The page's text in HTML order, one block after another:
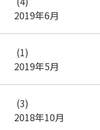
2019年6月
2019年5月
(1)
2018年10月
(3)